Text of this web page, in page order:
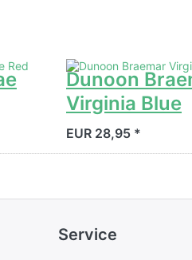
Dunoon
Virginia Blue
EUR 28,95 *
Service